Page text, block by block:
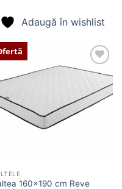
Adaugă în wishlist
Adaugă
wishlist
160×190 cm Reve